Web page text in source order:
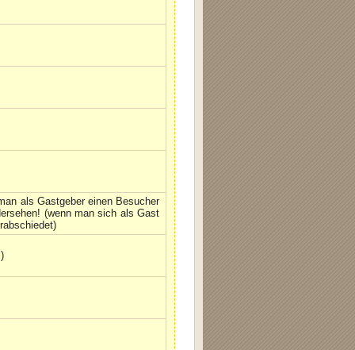
als Gastgeber einen Besucher
(wenn man sich als Gast